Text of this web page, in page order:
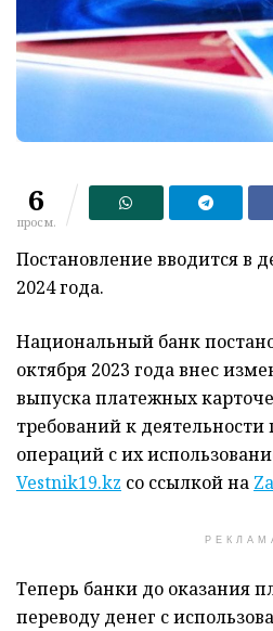
6
просм.
Постановление вводится в
2024 года.
Национальный банк
октября 2023 года внес
выпуска платежных
требований к
операций с их
Vestnik19.kz со ссылкой на
Теперь банки до оказания
переводу денег с